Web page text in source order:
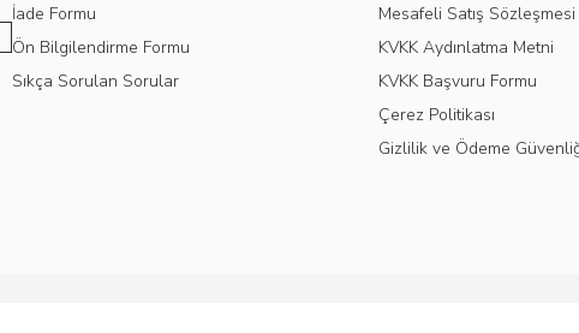
İade Formu
Ön Bilgilendirme Formu
Sıkça Sorulan Sorular
Mesafeli Satış Sözleşmesi
KVKK Aydınlatma Metni
KVKK Başvuru Formu
Çerez Politikası
Gizlilik ve Ödeme